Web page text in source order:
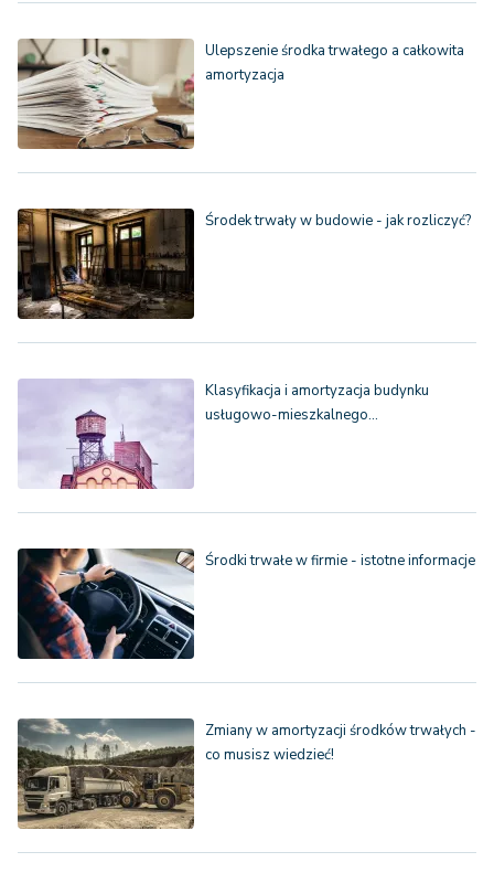
Ulepszenie środka trwałego a całkowita
amortyzacja
Środek trwały w budowie - jak rozliczyć?
Klasyfikacja i amortyzacja budynku
usługowo-mieszkalnego…
Środki trwałe w firmie - istotne informacje
Zmiany w amortyzacji środków trwałych -
co musisz wiedzieć!